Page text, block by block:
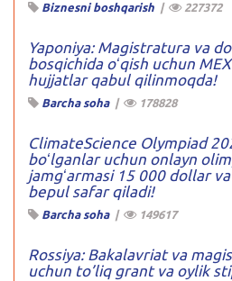
Biznesni boshqarish | 227372
Yaponiya: Magistratura va
bosqichida oʻqish uchun
hujjatlar qabul qilinmoqda!
Barcha soha| 178828
ClimateScience Olympiad
boʻlganlar uchun onlayn
jamgʻarmasi 15 000 dollar
bepul safar qiladi!
Barcha soha| 149617
Rossiya: Bakalavriat va
uchun to’liq grant va oylik